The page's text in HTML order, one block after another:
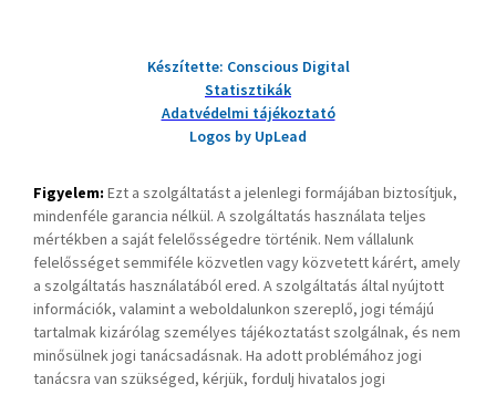
Készítette: Conscious Digital
Statisztikák
Adatvédelmi tájékoztató
Logos by UpLead
Figyelem: Ezt a szolgáltatást a jelenlegi formájában biztosítjuk,
mindenféle garancia nélkül. A szolgáltatás használata teljes
mértékben a saját felelősségedre történik. Nem vállalunk
felelősséget semmiféle közvetlen vagy közvetett kárért, amely
a szolgáltatás használatából ered. A szolgáltatás által nyújtott
információk, valamint a weboldalunkon szereplő, jogi témájú
tartalmak kizárólag személyes tájékoztatást szolgálnak, és nem
minősülnek jogi tanácsadásnak. Ha adott problémához jogi
tanácsra van szükséged, kérjük, fordulj hivatalos jogi